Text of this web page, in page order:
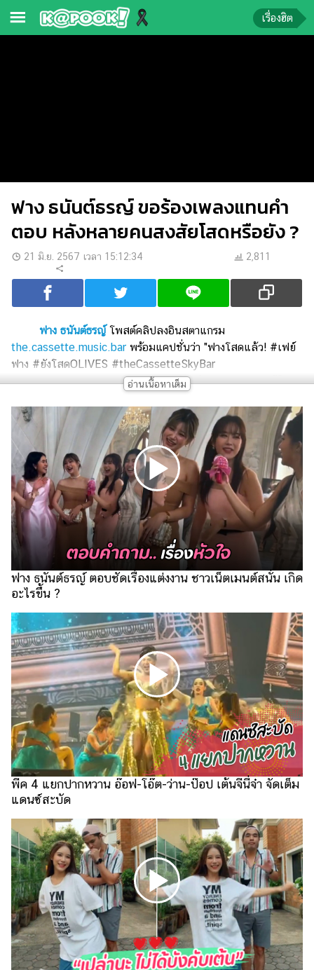
ตรวจ
หวย
บอล
สด
การ
ศึกษา
รูปภาพ
ดู
หนัง
Music
Station
ละคร
เกาหลี
ไลฟ์
ไตล์
ดูด
วง
ผู้
หญิง
ผู้ชาย
สุขภาพ
ท่อง
เที่ยว
สูตร
อาหาร
ง่ายๆ
ช้อป
ปิ้ง
รถยนต์
เรื่องฮิต
ฟาง ธนันต์ธรญ์ ขอร้องเพลงแทนคำ
ตอบ หลังหลายคนสงสัยโสดหรือยัง ?
21 มิ.ย. 2567 เวลา 15:12:34 2,811
ฟาง ธนันต์ธรญ์โพสต์คลิปลงอินสตาแกรม
the.cassette.music.bar พร้อมแคปชั่นว่า "ฟางโสดแล้ว! #เฟย์
ฟาง #ยังโสดOLIVES #theCassetteSkyBar
#theCassetteMusicBar" ฟาง ธนันต์ธรญ์ ประกาศกลางเวทีใน
ที่ไหนเลยนะ จะให้ฉันพูดกลางคอนเสิร์ตเลยนะ ตอบด้วยเพลงนี้ละ
กัน ก็ตามเพลงนี้เลยค่ะ... " ก่อนโชว์ร้องเพลง "ยังโสด" งานนี้
ทำเอาชาวเน็ตแห่สงสัยว่า ความรัก 8 ปีว่าน ธนกฤตกับ
ฟาง
ธนันต์ธรญ์
คงจะจบแล้วจริง ๆ
ฟาง ธนันต์ธรญ์ ตอบชัดเรื่องแต่งงาน ชาวเน็ตเมนต์สนั่น เกิด
อะไรขึ้น ?
พีค 4 แยกปากหวาน อ๊อฟ-โอ๊ต-ว่าน-ป๊อป เต้นจีนี่จ๋า จัดเต็ม
แดนซ์สะบัด